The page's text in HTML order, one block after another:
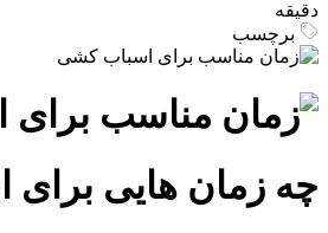
دقیقه
برچسب
چه زمان هایی